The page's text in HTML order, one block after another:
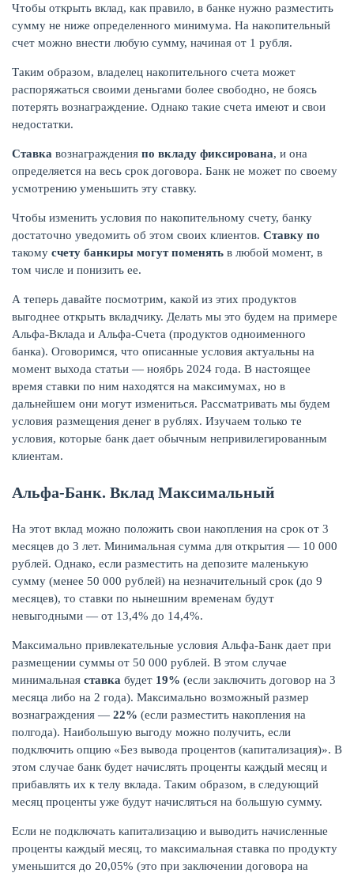
РЕЙТИНГ БАНКОВ
ЕЩЁ
Чтобы открыть вклад, как правило, в банке нужно разместить
сумму не ниже определенного минимума. На накопительный
счет можно внести любую сумму, начиная от 1 рубля.
Таким образом, владелец накопительного счета может
распоряжаться своими деньгами более свободно, не боясь
потерять вознаграждение. Однако такие счета имеют и свои
недостатки.
Ставка вознаграждения по вкладу фиксирована, и она
определяется на весь срок договора. Банк не может по своему
усмотрению уменьшить эту ставку.
Чтобы изменить условия по накопительному счету, банку
достаточно уведомить об этом своих клиентов. Ставку по
такому счету банкиры могут поменять в любой момент, в
том числе и понизить ее.
А теперь давайте посмотрим, какой из этих продуктов
выгоднее открыть вкладчику. Делать мы это будем на примере
Альфа-Вклада и Альфа-Счета (продуктов одноименного
банка). Оговоримся, что описанные условия актуальны на
момент выхода статьи — ноябрь 2024 года. В настоящее
время ставки по ним находятся на максимумах, но в
дальнейшем они могут измениться. Рассматривать мы будем
условия размещения денег в рублях. Изучаем только те
условия, которые банк дает обычным непривилегированным
клиентам.
Альфа-Банк. Вклад Максимальный
На этот вклад можно положить свои накопления на срок от 3
месяцев до 3 лет. Минимальная сумма для открытия — 10 000
рублей. Однако, если разместить на депозите маленькую
сумму (менее 50 000 рублей) на незначительный срок (до 9
месяцев), то ставки по нынешним временам будут
невыгодными — от 13,4% до 14,4%.
Максимально привлекательные условия Альфа-Банк дает при
размещении суммы от 50 000 рублей. В этом случае
минимальная ставка будет 19% (если заключить договор на 3
месяца либо на 2 года). Максимально возможный размер
вознаграждения — 22% (если разместить накопления на
полгода). Наибольшую выгоду можно получить, если
подключить опцию «Без вывода процентов (капитализация)». В
этом случае банк будет начислять проценты каждый месяц и
прибавлять их к телу вклада. Таким образом, в следующий
месяц проценты уже будут начисляться на большую сумму.
Если не подключать капитализацию и выводить начисленные
проценты каждый месяц, то максимальная ставка по продукту
уменьшится до 20,05% (это при заключении договора на